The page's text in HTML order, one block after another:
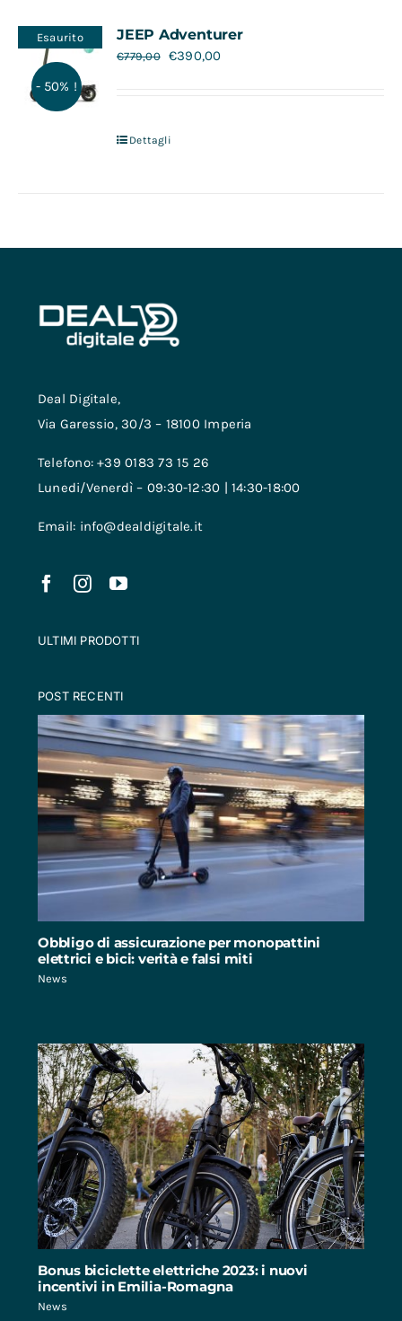
Contatti
Esaurito
- 50% !
JEEP Adventurer
€779,00 €390,00
Dettagli
Deal Digitale,
Via Garessio, 30/3 – 18100 Imperia
Telefono: +39 0183 73 15 26
Lunedi/Venerdì – 09:30-12:30 | 14:30-18:00
Email: info@dealdigitale.it
ULTIMI PRODOTTI
POST RECENTI
Obbligo di assicurazione per monopattini
elettrici e bici: verità e falsi miti
News
Bonus biciclette elettriche 2023: i nuovi
incentivi in Emilia-Romagna
News